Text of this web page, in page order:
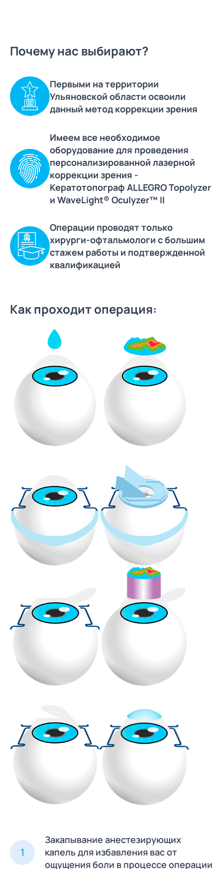
Почему нас выбирают?
Первыми на территории
Ульяновской области освоили
данный метод коррекции зрения
Имеем все необходимое
оборудование для проведения
персонализированной лазерной
коррекции зрения -
Кератотопограф ALLEGRO Topolyzer
и WaveLight® Oculyzer™ II
Операции проводят только
хирурги-офтальмологи с большим
стажем работы и подтвержденной
квалификацией
Как проходит операция:
1
Закапывание анестезирующих
капель для избавления вас от
ощущения боли в процессе операции